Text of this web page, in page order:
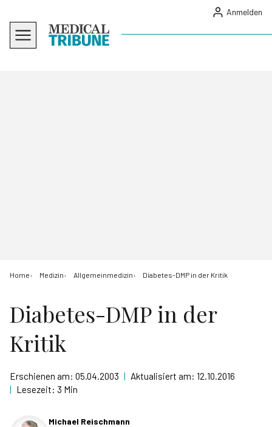
Anmelden
Home Medizin Allgemeinmedizin Diabetes-DMP in der Kritik
Diabetes-DMP in der
Kritik
Erschienen am: 05.04.2003 | Aktualisiert am: 12.10.2016
| Lesezeit: 3 Min
Michael Reischmann